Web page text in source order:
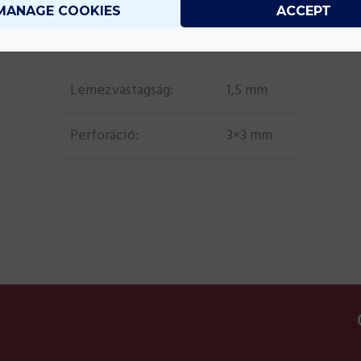
Anyaga:
AlMn
Lemezvastagság:
1,5 mm
Perforáció:
3×3 mm
COOKIES ACCEPT